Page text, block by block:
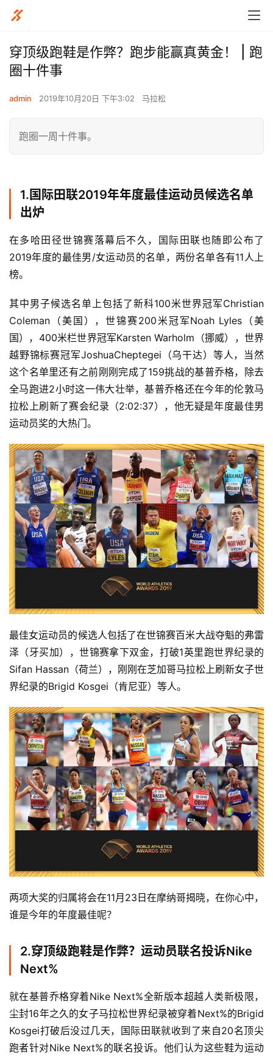
穿顶级跑鞋是作弊？跑步能赢真黄金！ | 跑
圈十件事
admin 2019年10月20日 下午3:02 马拉松
跑圈一周十件事。
1.国际田联2019年年度最佳运动员候选名单
出炉
在多哈田径世锦赛落幕后不久，国际田联也随即公布了
2019年度的最佳男/女运动员的名单，两份名单各有11人上
榜。
其中男子候选名单上包括了新科100米世界冠军Christian
Coleman（美国），世锦赛200米冠军Noah Lyles（美
国），400米栏世界冠军Karsten Warholm（挪威），世界
越野锦标赛冠军JoshuaCheptegei（乌干达）等人，当然
这个名单里还有之前刚刚完成了159挑战的基普乔格，除去
全马跑进2小时这一伟大壮举，基普乔格还在今年的伦敦马
拉松上刷新了赛会纪录（2:02:37），他无疑是年度最佳男
运动员奖的大热门。
最佳女运动员的候选人包括了在世锦赛百米大战夺魁的弗雷
泽（牙买加），世锦赛拿下双金，打破1英里跑世界纪录的
Sifan Hassan（荷兰），刚刚在芝加哥马拉松上刷新女子世
界纪录的Brigid Kosgei（肯尼亚）等人。
两项大奖的归属将会在11月23日在摩纳哥揭晓，在你心中，
谁是今年的年度最佳呢？
2.穿顶级跑鞋是作弊？运动员联名投诉Nike
Next%
就在基普乔格穿着Nike Next%全新版本超越人类新极限，
尘封16年之久的女子马拉松世界纪录被穿着Next%的Brigid
Kosgei打破后没过几天，国际田联就收到了来自20名顶尖
跑者针对Nike Next%的联名投诉。他们认为这些鞋为运动